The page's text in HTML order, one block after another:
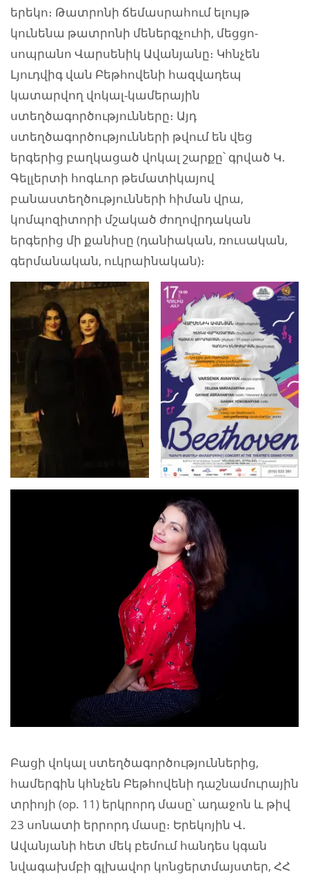
երեկո։ Թատրոնի ճեմասրահում ելույթ
կունենա թատրոնի մեներգչուհի, մեցցո-
սոպրանո Վարսենիկ Ավանյանը։ Կհնչեն
Լյուդվիգ վան Բեթհովենի հազվադեպ
կատարվող վոկալ-կամերային
ստեղծագործությունները։ Այդ
ստեղծագործությունների թվում են վեց
երգերից բաղկացած վոկալ շարքը՝ գրված Կ․
Գելլերտի հոգևոր թեմատիկայով
բանաստեղծությունների հիման վրա,
կոմպոզիտորի մշակած ժողովրդական
երգերից մի քանիսը (դանիական, ռուսական,
գերմանական, ուկրաինական)։
Բացի վոկալ ստեղծագործություններից,
համերգին կհնչեն Բեթհովենի դաշնամուրային
տրիոյի (op. 11) երկրորդ մասը՝ ադաջոն և թիվ
23 սոնատի երրորդ մասը։ Երեկոյին Վ․
Ավանյանի հետ մեկ բեմում հանդես կգան
նվագախմբի գլխավոր կոնցերտմայստեր, ՀՀ